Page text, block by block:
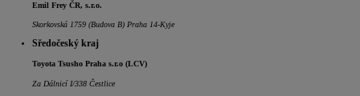
Emil Frey ČR, s.r.o.
Skorkovská 1759 (Budova B) Praha 14-Kyje
Sředočeský kraj
Toyota Tsusho Praha s.r.o (LCV)
Za Dálnicí I/338 Čestlice